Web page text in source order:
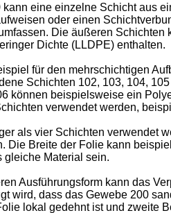
kann eine einzelne Schicht aus
oder einen
Die äußeren
Dichte (LLDPE) enthalten.
für den mehrschichtigen
Schichten 102, 103, 104,
können beispielsweise ein
verwendet werden,
als vier Schichten verwendet
Die Breite der Folie kann
gleiche Material sein.
Ausführungsform kann das
wird, dass das Gewebe 200
lokal gedehnt ist und zweite